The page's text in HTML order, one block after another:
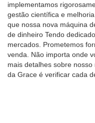
implementamos
gestão científica e
que nossa nova máquina
de dinheiro Tendo
mercados. Prometemos
venda. Não importa onde
mais detalhes sobre
da Grace é verificar cada